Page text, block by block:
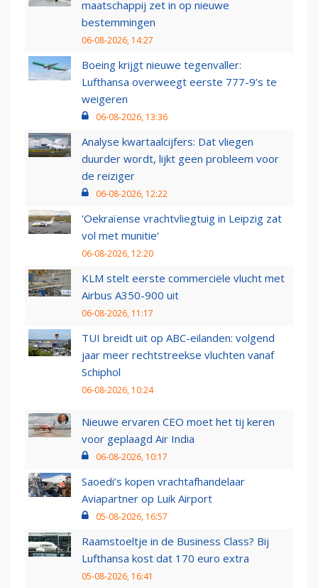
maatschappij zet in op nieuwe
bestemmingen
06-08-2026, 14:27
Boeing krijgt nieuwe tegenvaller:
Lufthansa overweegt eerste 777-9’s te
weigeren
06-08-2026, 13:36
Analyse kwartaalcijfers: Dat vliegen
duurder wordt, lijkt geen probleem voor
de reiziger
06-08-2026, 12:22
'Oekraïense vrachtvliegtuig in Leipzig zat
vol met munitie'
06-08-2026, 12:20
KLM stelt eerste commerciële vlucht met
Airbus A350-900 uit
06-08-2026, 11:17
TUI breidt uit op ABC-eilanden: volgend
jaar meer rechtstreekse vluchten vanaf
Schiphol
06-08-2026, 10:24
Nieuwe ervaren CEO moet het tij keren
voor geplaagd Air India
06-08-2026, 10:17
Saoedi’s kopen vrachtafhandelaar
Aviapartner op Luik Airport
05-08-2026, 16:57
Raamstoeltje in de Business Class? Bij
Lufthansa kost dat 170 euro extra
05-08-2026, 16:41